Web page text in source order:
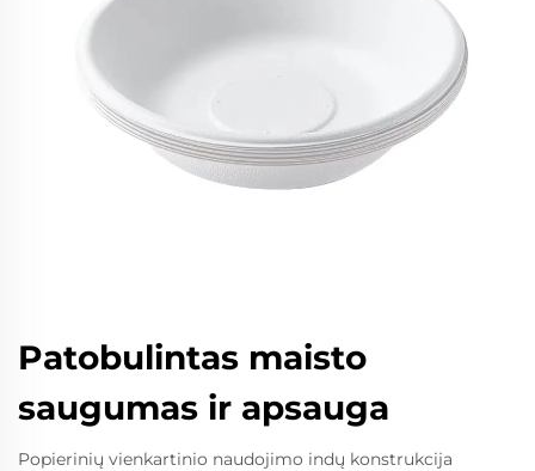
Patobulintas maisto
saugumas ir apsauga
Popierinių vienkartinio naudojimo indų konstrukcija